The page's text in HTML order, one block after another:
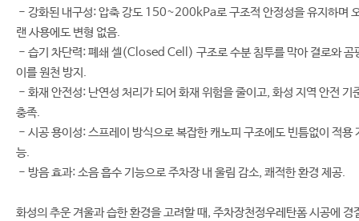
- 강화된 내구성: 압축 강도 150~200kPa로 구조적 안정성을 유지하며
랜 사용에도 변형 없음.
- 습기 차단력: 폐쇄 셀(Closed Cell) 구조로 수분 침투를 막아 결로와 곰
이를 원천 방지.
- 화재 안전성: 난연성 처리가 되어 화재 위험을 줄이고, 화성 지역 안전 기
충족.
- 시공 용이성: 스프레이 방식으로 복잡한 캐노피 구조에도 빈틈없이 적용
능.
- 방음 효과: 소음 흡수 기능으로 주차장 내 울림 감소, 쾌적한 환경 제공.
화성의 추운 겨울과 습한 환경을 고려할 때, 주차장천정우레탄폼 시공에 경